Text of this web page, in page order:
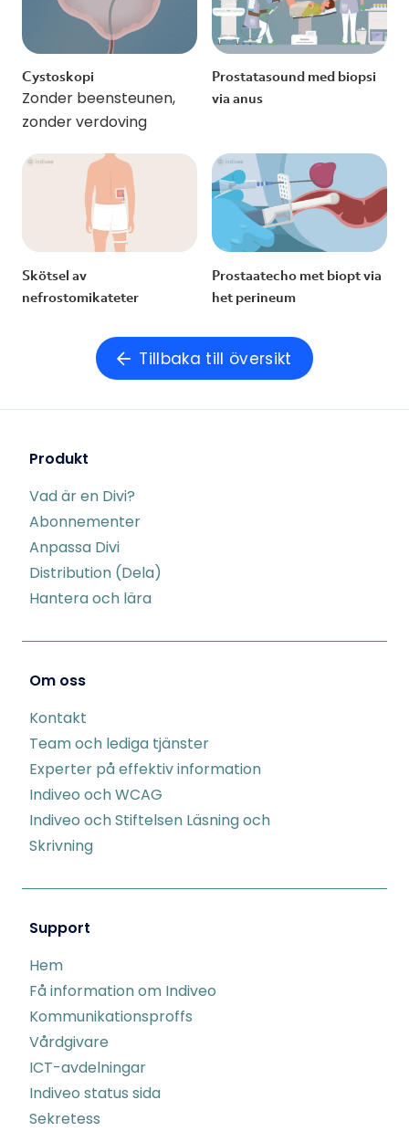
Cystoskopi
Zonder beensteunen,
zonder verdoving
Prostatasound med biopsi
via anus
Skötsel av
nefrostomikateter
Prostaatecho met biopt via
het perineum
Tillbaka till översikt
Produkt
Vad är en Divi?
Abonnementer
Anpassa Divi
Distribution (Dela)
Hantera och lära
Om oss
Kontakt
Team och lediga tjänster
Experter på effektiv information
Indiveo och WCAG
Indiveo och Stiftelsen Läsning och
Skrivning
Support
Hem
Få information om Indiveo
Kommunikationsproffs
Vårdgivare
ICT-avdelningar
Indiveo status sida
Sekretess